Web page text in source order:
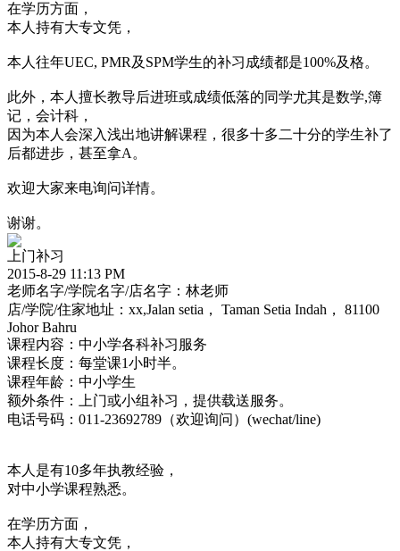
在学历方面，
本人持有大专文凭，
本人往年UEC, PMR及SPM学生的补习成绩都是100%及格。
此外，本人擅长教导后进班或成绩低落的同学尤其是数学,簿
记，会计科，
因为本人会深入浅出地讲解课程，很多十多二十分的学生补了
后都进步，甚至拿A。
欢迎大家来电询问详情。
谢谢。
上门补习
2015-8-29 11:13 PM
老师名字/学院名字/店名字：林老师
店/学院/住家地址：xx,Jalan setia， Taman Setia Indah， 81100
Johor Bahru
课程内容：中小学各科补习服务
课程长度：每堂课1小时半。
课程年龄：中小学生
额外条件：上门或小组补习，提供载送服务。
电话号码：011-23692789（欢迎询问）(wechat/line)
本人是有10多年执教经验，
对中小学课程熟悉。
在学历方面，
本人持有大专文凭，